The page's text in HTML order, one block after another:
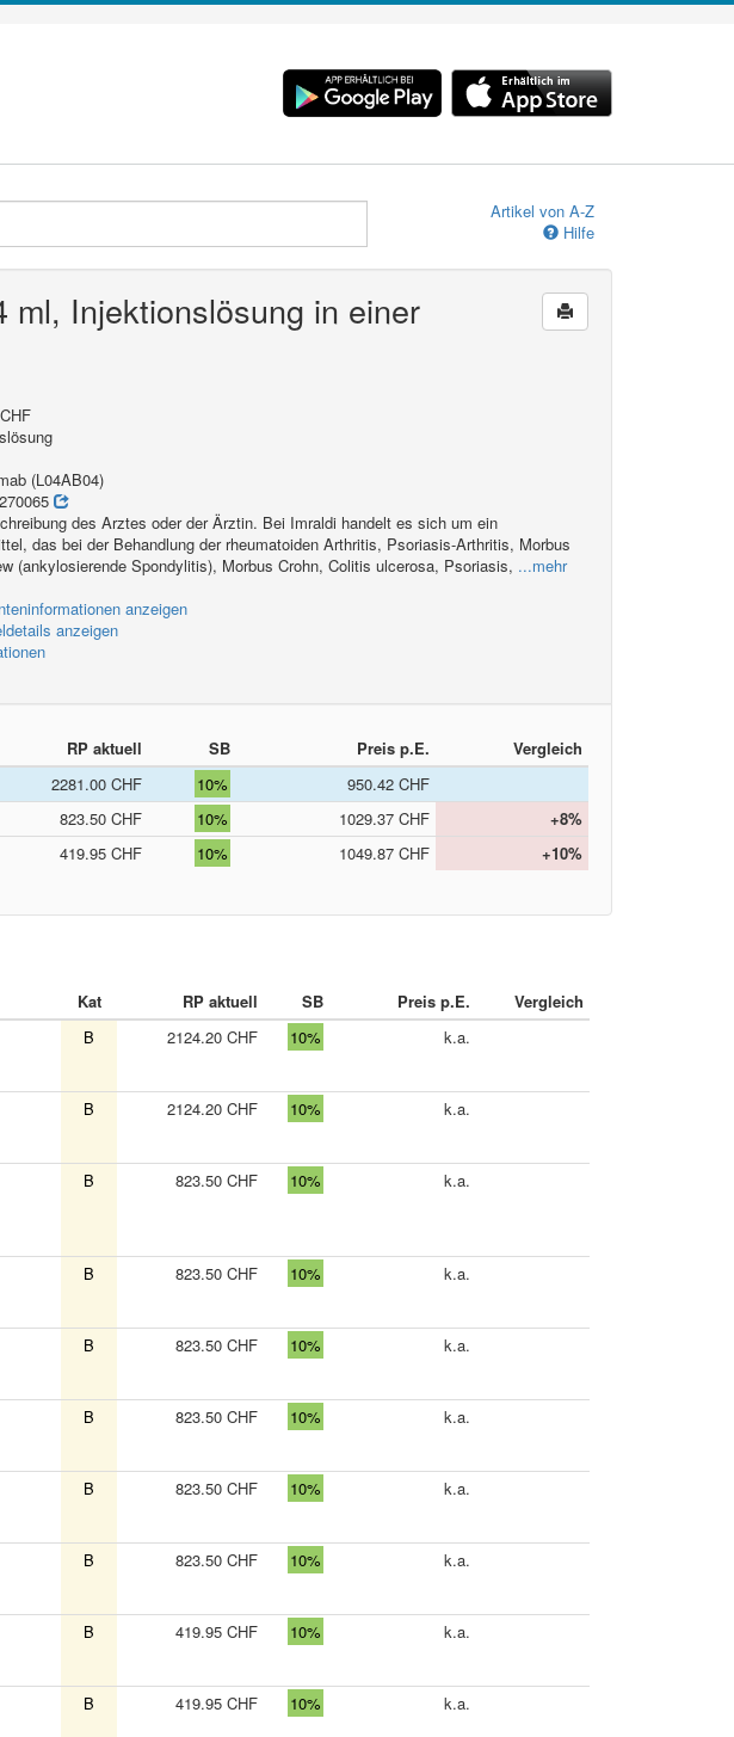
Artikel von A-Z
Hilfe
Injektionslösung in einer
(L04AB04)
des Arztes oder der Ärztin. Bei Imraldi handelt es sich um ein
das bei der Behandlung der rheumatoiden Arthritis, Psoriasis-Arthritis, Morbus
(ankylosierende Spondylitis), Morbus Crohn, Colitis ulcerosa, Psoriasis, ...mehr
anzeigen
anzeigen
RP aktuell SB Preis p.E.
Vergleich
2281.00 CHF 10%
950.42 CHF
823.50 CHF 10% 1029.37 CHF
+8%
419.95 CHF 10% 1049.87 CHF +10%
Kat RP aktuell SB Preis p.E.
Vergleich
B 2124.20 CHF 10% k.a.
B 2124.20 CHF 10% k.a.
B 823.50 CHF 10% k.a.
B 823.50 CHF 10% k.a.
B 823.50 CHF 10% k.a.
B 823.50 CHF 10% k.a.
B 823.50 CHF 10% k.a.
B 823.50 CHF 10% k.a.
B 419.95 CHF 10% k.a.
B 419.95 CHF 10% k.a.